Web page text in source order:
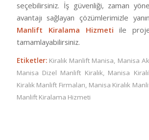
seçebilirsiniz. İş güvenliği, zaman
avantajı sağlayan çözümlerimizle
Manlift Kiralama Hizmeti ile
tamamlayabilirsiniz.
Etiketler: Kiralık Manlift Manisa, Manisa
Manisa Dizel Manlift Kiralık, Manisa
Kiralık Manlift Firmaları, Manisa Kiralık
Manlift Kiralama Hizmeti